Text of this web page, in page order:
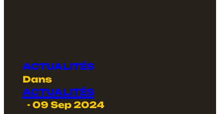
Dans
ACTUALITÉS
- 09 Sep 2024